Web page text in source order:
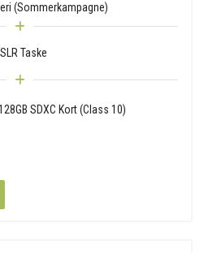
(Sommerkampagne)
Taske
SDXC Kort (Class 10)